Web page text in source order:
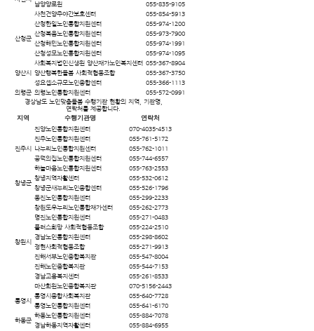
남양양로원
055-835-9105
사천건양주야간보호센터
055-854-5913
산청군
산청한일노인통합지원센터
055-974-1200
산청복음노인통합지원센터
055-973-7900
산청해민노인통합지원센터
055-974-1991
산청성모노인통합지원센터
055-974-1095
양산시
사회복지법인신생원 양산재가노인복지센터 055-367-8904
양산행복한돌봄 사회적협동조합
055-367-3750
성요셉소규모노인종합센터
055-366-1113
의령군 의령노인통합지원센터
055-572-0991
경상남도 노인맞춤돌봄 수행기관 현황의 지역, 기관명,
연락처를 제공합니다.
지역
수행기관명 연락처
진주시
진양노인통합지원센터
070-4035-4513
진주노인통합지원센터
055-761-5172
나누리노인통합지원센터
055-762-1011
공덕의집노인통합지원센터
055-744-6557
하늘마음노인통합지원센터
055-763-2553
창녕군
창녕지역자활센터
055-532-0612
창녕군새누리노인종합센터
055-526-1796
창원시
동진노인통합지원센터
055-299-2233
창원도우누리노인통합재가센터
055-262-2773
명진노인통합지원센터
055-271-0483
플러스희망 사회적협동조합
055-224-2510
경남노인통합지원센터
055-298-8602
정현사회적협동조합
055-271-9913
진해서부노인종합복지관
055-547-8004
진해노인종합복지관
055-544-7153
경남고용복지센터
055-261-8533
마산회원노인종합복지관
070-5156-2443
통영시
통영시종합사회복지관
055-640-7728
통영노인통합지원센터
055-641-6170
하동군
하동노인통합지원센터
055-884-7078
경남하동지역자활센터
055-884-6955